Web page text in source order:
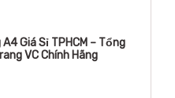
Giá Sỉ TPHCM – Tổng
VC Chính Hãng